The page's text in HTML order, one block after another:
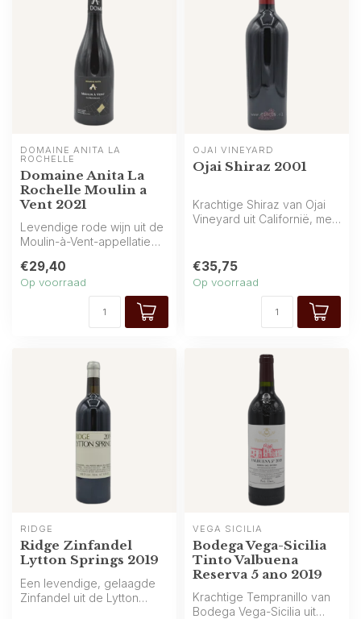
DOMAINE ANITA LA
ROCHELLE
Domaine Anita La
Rochelle Moulin a
Vent 2021
Levendige rode wijn uit de
Moulin-à-Vent-appellatie
€29,40
Op voorraad
OJAI VINEYARD
Ojai Shiraz 2001
Krachtige Shiraz van Ojai
Vineyard uit Californië, met
€35,75
Op voorraad
RIDGE
Ridge Zinfandel
Lytton Springs 2019
Een levendige, gelaagde
Zinfandel uit de Lytton
VEGA SICILIA
Bodega Vega-Sicilia
Tinto Valbuena
Reserva 5 ano 2019
Krachtige Tempranillo van
Bodega Vega-Sicilia uit